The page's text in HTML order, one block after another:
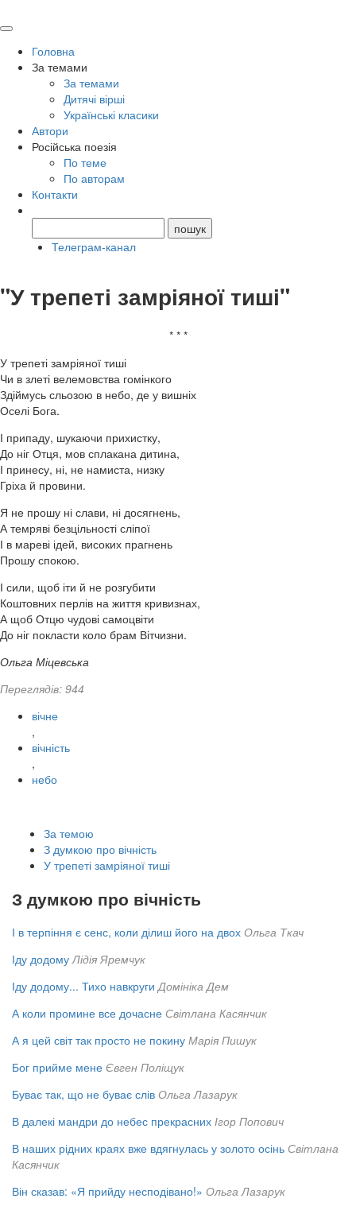
Головна
За темами
За темами
Дитячі вірші
Українські класики
Автори
Російська поезія
По теме
По авторам
Контакти
Телеграм-канал
"У трепеті замріяної тиші"
* * *
У трепеті замріяної тиші
Чи в злеті велемовства гомінкого
Здіймусь сльозою в небо, де у вишніх
Оселі Бога.
І припаду, шукаючи прихистку,
До ніг Отця, мов сплакана дитина,
І принесу, ні, не намиста, низку
Гріха й провини.
Я не прошу ні слави, ні досягнень,
А темряві безцільності сліпої
І в мареві ідей, високих прагнень
Прошу спокою.
І сили, щоб іти й не розгубити
Коштовних перлів на життя кривизнах,
А щоб Отцю чудові самоцвіти
До ніг покласти коло брам Вітчизни.
Ольга Міцевська
Переглядів: 944
вічне
,
вічність
,
небо
За темою
З думкою про вічність
У трепеті замріяної тиші
З думкою про вічність
І в терпіння є сенс, коли ділиш його на двох Ольга Ткач
Іду додому Лідія Яремчук
Іду додому... Тихо навкруги Домініка Дем
А коли промине все дочасне Світлана Касянчик
А я цей світ так просто не покину Марія Пишук
Бог прийме мене Євген Поліщук
Буває так, що не буває слів Ольга Лазарук
В далекі мандри до небес прекрасних Ігор Попович
В наших рідних краях вже вдягнулась у золото осінь Світлана
Касянчик
Він сказав: «Я прийду несподівано!» Ольга Лазарук